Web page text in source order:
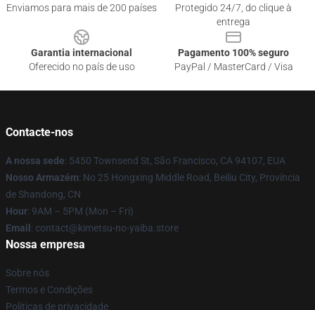
Enviamos para mais de 200 países
Protegido 24/7, do clique à
entrega
Garantia internacional
Oferecido no país de uso
Pagamento 100% seguro
PayPal / MasterCard / Visa
Contacte-nos
A nossa sede: 5450 Townsend St, São Francisco, CA 94107, EUA
Nosso Armazém: No 25 Hongxing Middle Road, Beiliu City, Província
de Shandong, CN
Hour: 9AM – 5PM (Mon – Fri)
Email : contact@kimetsu-no-yaiba.store
Nossa empresa
Sobre nós
Termos e Condições
Políticas de privacidade